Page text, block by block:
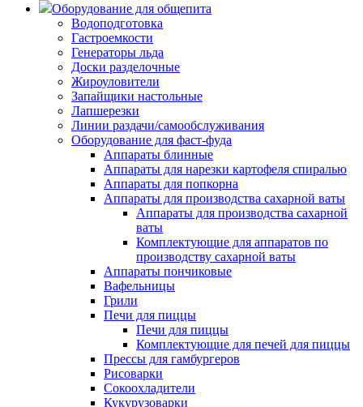
Оборудование для общепита
Водоподготовка
Гастроемкости
Генераторы льда
Доски разделочные
Жироуловители
Запайщики настольные
Лапшерезки
Линии раздачи/самообслуживания
Оборудование для фаст-фуда
Аппараты блинные
Аппараты для нарезки картофеля спиралью
Аппараты для попкорна
Аппараты для производства сахарной ваты
Аппараты для производства сахарной
ваты
Комплектующие для аппаратов по
производству сахарной ваты
Аппараты пончиковые
Вафельницы
Грили
Печи для пиццы
Печи для пиццы
Комплектующие для печей для пиццы
Прессы для гамбургеров
Рисоварки
Сокоохладители
Кукурузоварки